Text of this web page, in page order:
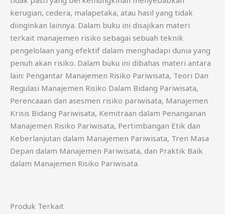
kerugian, cedera, malapetaka, atau hasil yang tidak
diinginkan lainnya. Dalam buku ini disajikan materi
terkait manajemen risiko sebagai sebuah teknik
pengelolaan yang efektif dalam menghadapi dunia yang
penuh akan risiko. Dalam buku ini dibahas materi antara
lain: Pengantar Manajemen Risiko Pariwisata, Teori Dan
Regulasi Manajemen Risiko Dalam Bidang Pariwisata,
Perencaaan dan asesmen risiko pariwisata, Manajemen
Krisis Bidang Pariwisata, Kemitraan dalam Penanganan
Manajemen Risiko Pariwisata, Pertimbangan Etik dan
Keberlanjutan dalam Manajemen Pariwisata, Tren Masa
Depan dalam Manajemen Pariwisata, dan Praktik Baik
dalam Manajemen Risiko Pariwisata.
Produk Terkait